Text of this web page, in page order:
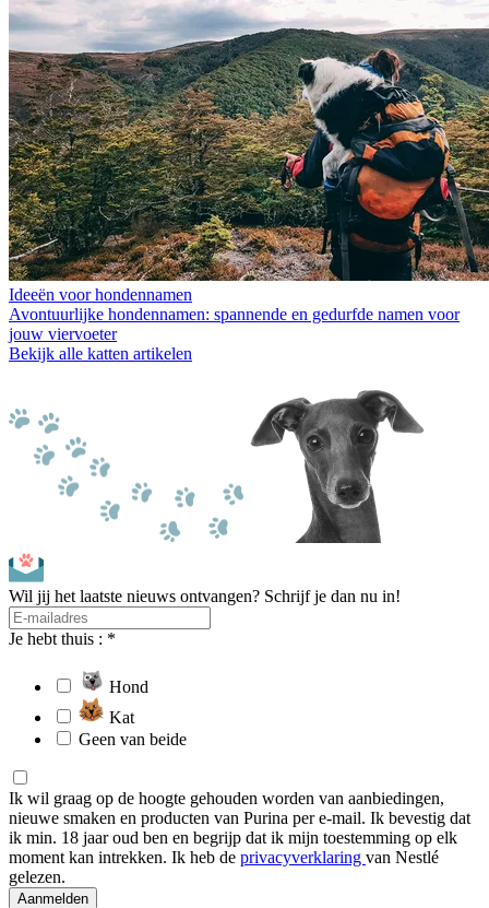
Ideeën voor hondennamen
Avontuurlijke hondennamen: spannende en gedurfde namen voor
jouw viervoeter
Bekijk alle katten artikelen
Wil jij het laatste nieuws ontvangen? Schrijf je dan nu in!
Je hebt thuis : *
Hond
Kat
Geen van beide
Ik wil graag op de hoogte gehouden worden van aanbiedingen,
nieuwe smaken en producten van Purina per e-mail. Ik bevestig dat
ik min. 18 jaar oud ben en begrijp dat ik mijn toestemming op elk
moment kan intrekken. Ik heb de privacyverklaring van Nestlé
gelezen.
Aanmelden